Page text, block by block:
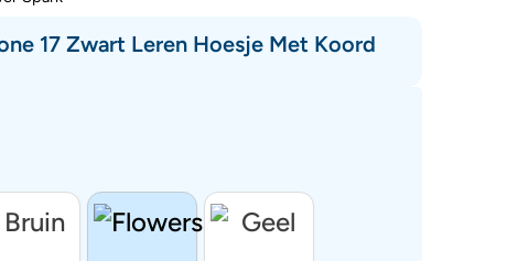
17 Zwart Leren Hoesje Met Koord